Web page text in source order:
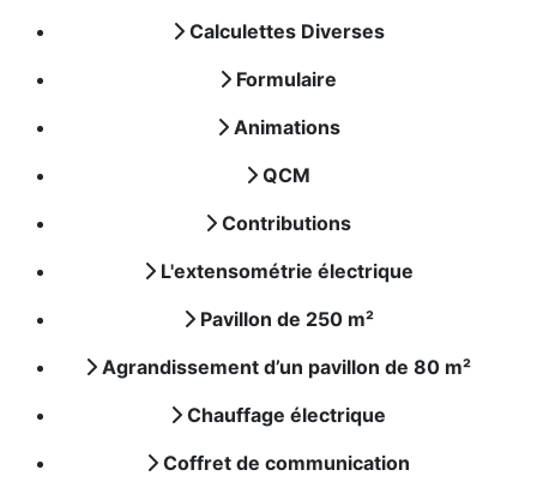
Calculettes Diverses
Formulaire
Animations
QCM
Contributions
L'extensométrie électrique
Pavillon de 250 m²
Agrandissement d’un pavillon de 80 m²
Chauffage électrique
Coffret de communication